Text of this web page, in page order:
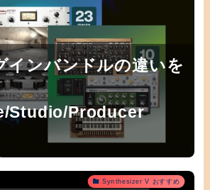
インバンドルの違いを
Studio/Producer
Synthesizer V おすすめ